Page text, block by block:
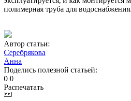
полимерная труба для
Автор статьи:
Серебрякова
Анна
Поделись полезной статьей:
0 0
Распечатать